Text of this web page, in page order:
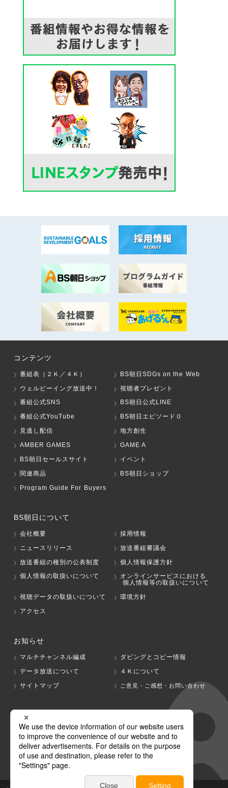
コンテンツ
番組表（２Ｋ／４Ｋ）
BS朝日SDGs on the Web
ウェルビーイング放送中！
視聴者プレゼント
番組公式SNS
BS朝日公式LINE
番組公式YouTube
BS朝日エピソード０
見逃し配信
地方創生
AMBER GAMES
GAME A
BS朝日セールスサイト
イベント
関連商品
BS朝日ショップ
Program Guide For Buyers
BS朝日について
会社概要
採用情報
ニュースリリース
放送番組審議会
放送番組の種別の公表制度
個人情報保護方針
個人情報の取扱いについて
オンラインサービスにおける
個人情報等の取扱いについて
視聴データの取扱いについて
環境方針
アクセス
お知らせ
マルチチャンネル編成
ダビングとコピー情報
データ放送について
４Ｋについて
サイトマップ
ご意見・ご感想・お問い合わせ
グループ会社
テレビ朝日 テレ朝チャンネル